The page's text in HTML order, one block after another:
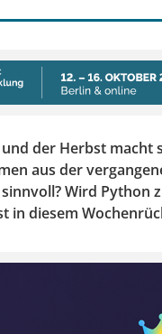
der Herbst macht
aus der
Wird Python
in diesem